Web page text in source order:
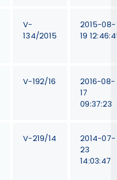
V-
134/2015
2015-08-
19
V-192/16
2016-08-
17
09:37:23
V-219/14
2014-07-
23
14:03:47